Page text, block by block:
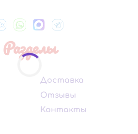
Разделы
Доставка
Отзывы
Контакты